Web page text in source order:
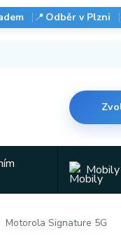
📍 Odběr v Plzni
Mobily
Motorola Signature 5G